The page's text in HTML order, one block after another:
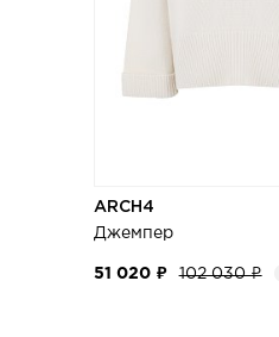
ARCH4
Джемпер
51 020 ₽ 102 030 ₽